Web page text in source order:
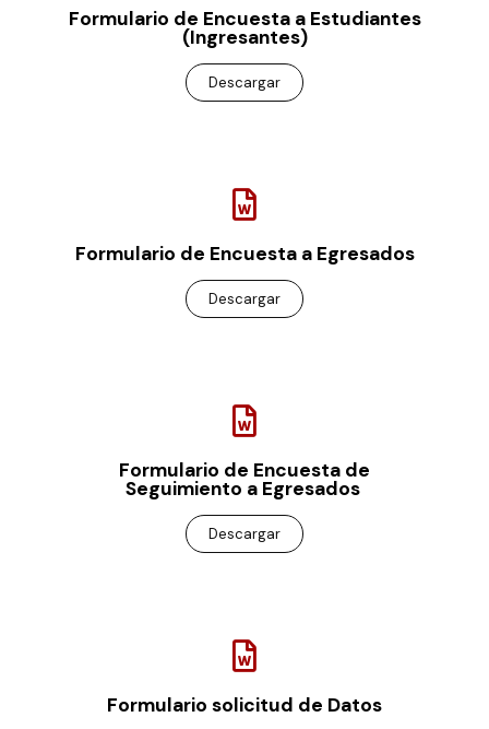
Formulario de Encuesta a Estudiantes
(Ingresantes)
Descargar
Formulario de Encuesta a Egresados
Descargar
Formulario de Encuesta de
Seguimiento a Egresados
Descargar
Formulario solicitud de Datos